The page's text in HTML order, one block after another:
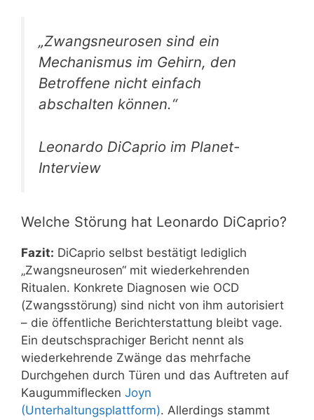
„Zwangsneurosen sind ein
Mechanismus im Gehirn, den
Betroffene nicht einfach
abschalten können.“
Leonardo DiCaprio im Planet-
Interview
Welche Störung hat Leonardo DiCaprio?
Fazit: DiCaprio selbst bestätigt lediglich
„Zwangsneurosen“ mit wiederkehrenden
Ritualen. Konkrete Diagnosen wie OCD
(Zwangsstörung) sind nicht von ihm autorisiert
– die öffentliche Berichterstattung bleibt vage.
Ein deutschsprachiger Bericht nennt als
wiederkehrende Zwänge das mehrfache
Durchgehen durch Türen und das Auftreten auf
Kaugummiflecken Joyn
(Unterhaltungsplattform). Allerdings stammt